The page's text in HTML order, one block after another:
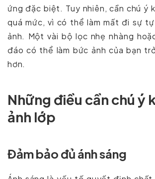
ứng đặc biệt. Tuy nhiên, cần chú ý
quá mức, vì có thể làm mất đi sự
ảnh. Một vài bộ lọc nhẹ nhàng
đáo có thể làm bức ảnh của bạn
hơn.
Những điều cần chú ý
ảnh lớp
Đảm bảo đủ ánh sáng